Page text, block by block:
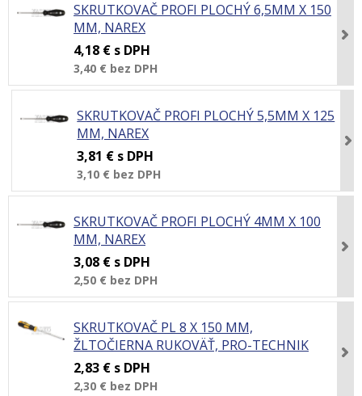
SKRUTKOVAČ PROFI PLOCHÝ 6,5MM X 150
MM, NAREX
4,18 € s DPH
3,40 € bez DPH
SKRUTKOVAČ PROFI PLOCHÝ 5,5MM X 125
MM, NAREX
3,81 € s DPH
3,10 € bez DPH
SKRUTKOVAČ PROFI PLOCHÝ 4MM X 100
MM, NAREX
3,08 € s DPH
2,50 € bez DPH
SKRUTKOVAČ PL 8 X 150 MM,
ŽLTOČIERNA RUKOVÄŤ, PRO-TECHNIK
2,83 € s DPH
2,30 € bez DPH